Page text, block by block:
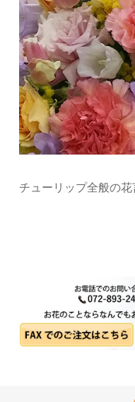
チューリップ全般の花